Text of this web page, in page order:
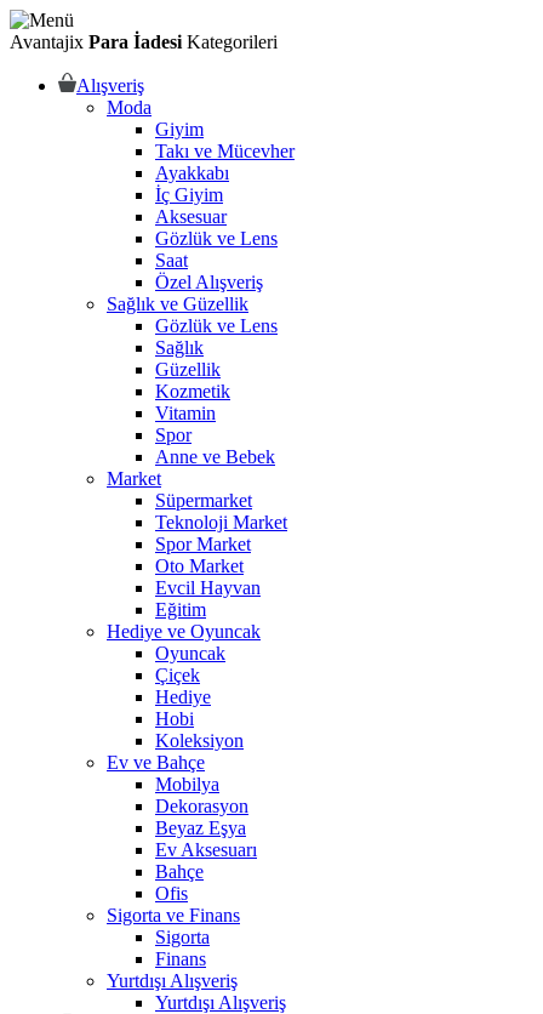
Avantajix Para İadesi Kategorileri
Alışveriş
Moda
Giyim
Takı ve Mücevher
Ayakkabı
İç Giyim
Aksesuar
Gözlük ve Lens
Saat
Özel Alışveriş
Sağlık ve Güzellik
Gözlük ve Lens
Sağlık
Güzellik
Kozmetik
Vitamin
Spor
Anne ve Bebek
Market
Süpermarket
Teknoloji Market
Spor Market
Oto Market
Evcil Hayvan
Eğitim
Hediye ve Oyuncak
Oyuncak
Çiçek
Hediye
Hobi
Koleksiyon
Ev ve Bahçe
Mobilya
Dekorasyon
Beyaz Eşya
Ev Aksesuarı
Bahçe
Ofis
Sigorta ve Finans
Sigorta
Finans
Yurtdışı Alışveriş
Yurtdışı Alışveriş